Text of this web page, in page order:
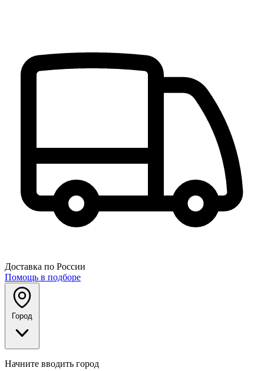
Доставка по России
Помощь в подборе
Город
Начните вводить город